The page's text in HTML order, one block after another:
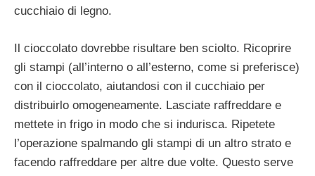
cucchiaio di legno.
Il cioccolato dovrebbe risultare ben sciolto. Ricoprire
gli stampi (all’interno o all’esterno, come si preferisce)
con il cioccolato, aiutandosi con il cucchiaio per
distribuirlo omogeneamente. Lasciate raffreddare e
mettete in frigo in modo che si indurisca. Ripetete
l’operazione spalmando gli stampi di un altro strato e
facendo raffreddare per altre due volte. Questo serve